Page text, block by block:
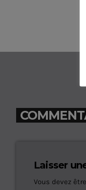
Laisser
Vous devez